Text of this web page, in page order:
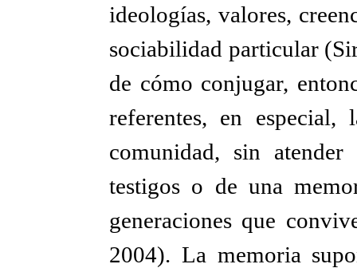
ideologías, valores,
sociabilidad particular
de cómo conjugar,
referentes, en
comunidad, sin
testigos o de una
generaciones que
2004). La memoria